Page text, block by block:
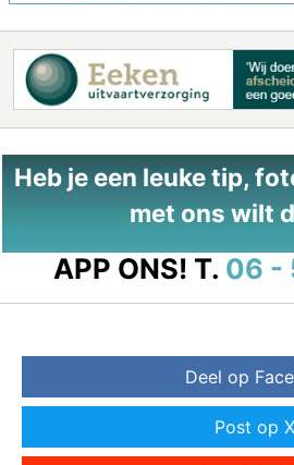
Heb je een leuke tip,
met ons wilt
APP ONS! T. 06 -
Deel op
Post op X